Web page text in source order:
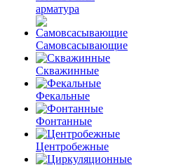
арматура
Самовсасывающие
Скважинные
Фекальные
Фонтанные
Центробежные